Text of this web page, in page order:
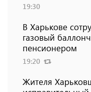
19:30
В Харькове
газовый
пенсионером
19:20
Жителя